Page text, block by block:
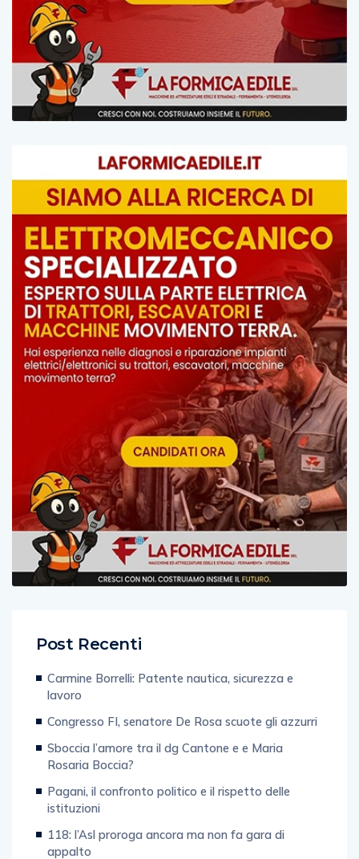
Post Recenti
Carmine Borrelli: Patente nautica, sicurezza e
lavoro
Congresso FI, senatore De Rosa scuote gli azzurri
Sboccia l’amore tra il dg Cantone e e Maria
Rosaria Boccia?
Pagani, il confronto politico e il rispetto delle
istituzioni
118: l’Asl proroga ancora ma non fa gara di
appalto